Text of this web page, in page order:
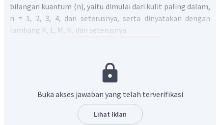
bilangan kuantum (n), yaitu dimulai dari kulit paling dalam,
n = 1, 2, 3, 4, dan seterusnya, serta dinyatakan dengan
lambang K, L, M, N, dan seterusnya.
Bilangan kuantum azimut menyatakan bentuk orbital.
Orbital biasanya dinyatakan dengan huruf
Buka akses jawaban yang telah terverifikasi
Lihat Iklan